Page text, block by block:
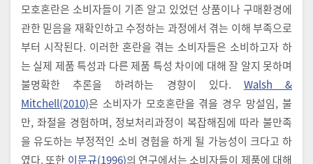
모호혼란은 소비자들이 기존 알고 있었던 상품이나 구매환경에
관한 믿음을 재확인하고 수정하는 과정에서 겪는 이해 부족으로
부터 시작된다. 이러한 혼란을 겪는 소비자들은 소비하고자 하
는 실제 제품 특성과 다른 제품 특성 차이에 대해 잘 알지 못하며
불명확한 추론을 하려하는 경향이 있다. Walsh &
Mitchell(2010)은 소비자가 모호혼란을 겪을 경우 망설임, 불
만, 좌절을 경험하며, 정보처리과정이 복잡해짐에 따라 불만족
을 유도하는 부정적인 소비 경험을 하게 될 가능성이 크다고 하
였다. 또한 이문규(1996)의 연구에서는 소비자들이 제품에 대해